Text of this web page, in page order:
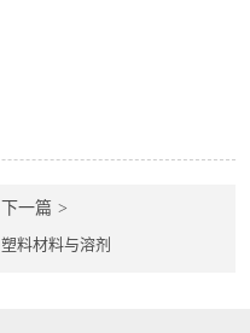
下一篇
塑料材料与溶剂